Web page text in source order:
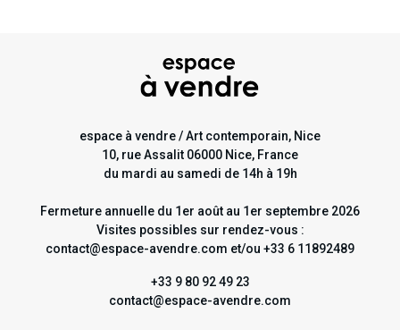
espace à vendre / Art contemporain, Nice
10, rue Assalit 06000 Nice, France
du mardi au samedi de 14h à 19h
Fermeture annuelle du 1er août au 1er septembre 2026
Visites possibles sur rendez-vous :
contact@espace-avendre.com et/ou +33 6 11892489
+33 9 80 92 49 23
contact@espace-avendre.com